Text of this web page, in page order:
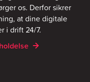
os. Derfor sikrer
at dine digitale
i drift 24/7.